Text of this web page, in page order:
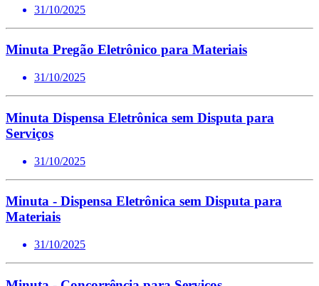
31/10/2025
Minuta Pregão Eletrônico para Materiais
31/10/2025
Minuta Dispensa Eletrônica sem Disputa para
Serviços
31/10/2025
Minuta - Dispensa Eletrônica sem Disputa para
Materiais
31/10/2025